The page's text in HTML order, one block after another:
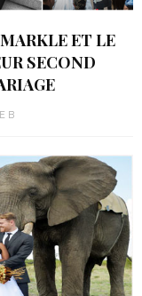
ET LE
SECOND
B